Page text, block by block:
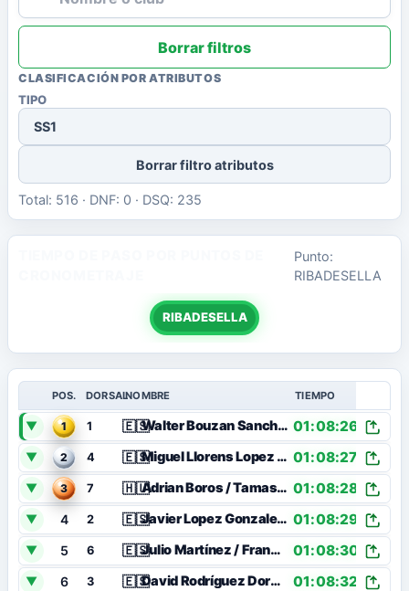
Borrar filtros
CLASIFICACIÓN POR ATRIBUTOS
TIPO
SS1
Borrar filtro atributos
Total: 516 · DNF: 0 · DSQ: 235
Punto:
RIBADESELLA
RIBADESELLA
POS. DORSALNOMBRE TIEMPO
▼ 1 1 🇪🇸 Walter Bouzan Sanchez / Alberto Llera Serrano 01:08:26
▼ 2 4 🇪🇸 Miguel Llorens Lopez / Jorgensen Valdemar Alfred 01:08:27
▼ 3 7 🇭🇺 Adrian Boros / Tamas Erdelyi 01:08:28
▼ 4 2 🇪🇸 Javier Lopez Gonzalez / Pedro Vazquez Llenin 01:08:29
▼ 5 6 🇪🇸 Julio Martínez / Franco Ivan Balboa 01:08:30
▼ 6 3 🇪🇸 David Rodríguez Dorado / Adrián Martín Torres 01:08:32